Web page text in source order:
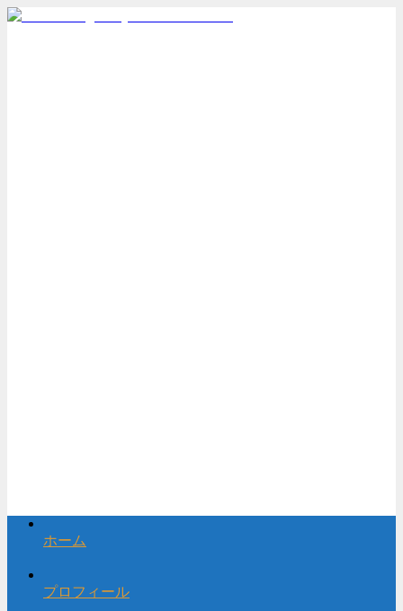
ホーム
プロフィール